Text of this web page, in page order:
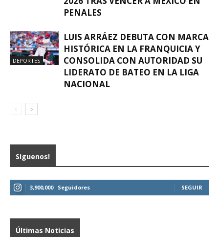
PENALES
DEPORTES
LUIS ARRÁEZ DEBUTA CON MARCA
HISTÓRICA EN LA FRANQUICIA Y
CONSOLIDA CON AUTORIDAD SU
LIDERATO DE BATEO EN LA LIGA
NACIONAL
Síguenos!
3,900,000 Seguidores SEGUIR
Últimas Noticias